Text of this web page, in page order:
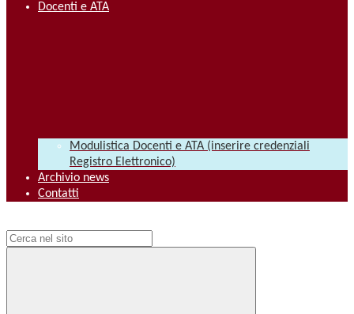
Docenti e ATA
Modulistica Docenti e ATA (inserire credenziali
Registro Elettronico)
Archivio news
Contatti